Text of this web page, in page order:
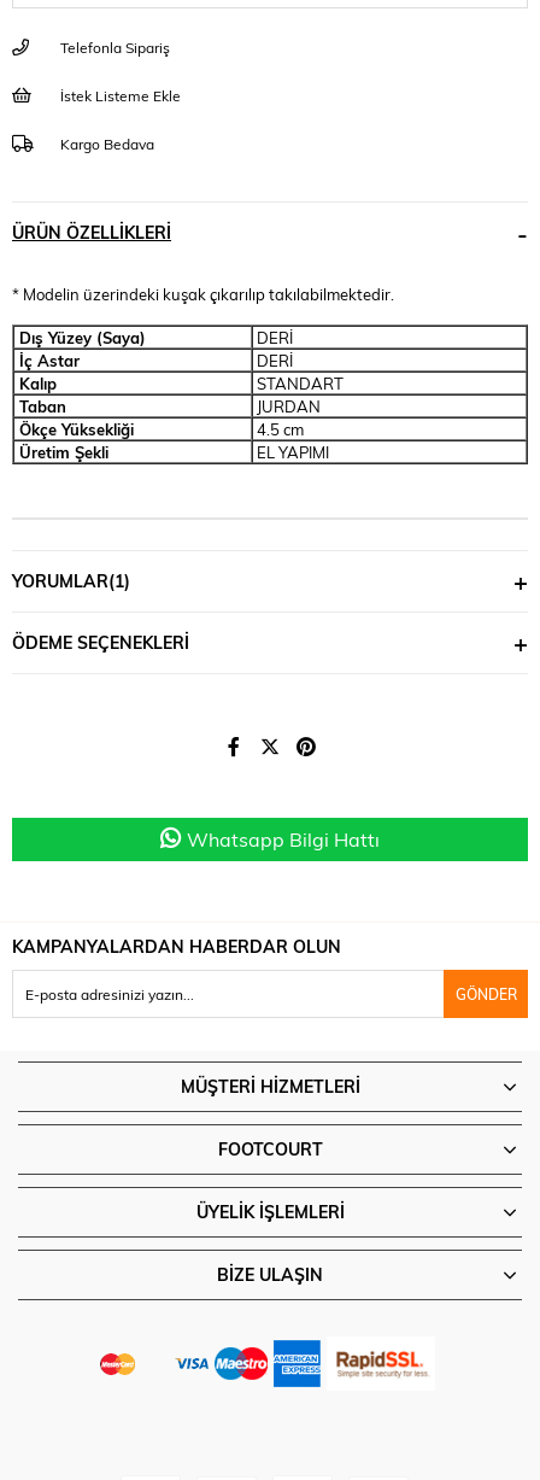
Telefonla Sipariş
İstek Listeme Ekle
Kargo Bedava
ÜRÜN ÖZELLIKLERI
* Modelin üzerindeki kuşak çıkarılıp takılabilmektedir.
Dış Yüzey (Saya)
DERİ
İç Astar
DERİ
Kalıp
STANDART
Taban
JURDAN
Ökçe Yüksekliği
4.5 cm
Üretim Şekli
EL YAPIMI
YORUMLAR(1)
ÖDEME SEÇENEKLERI
Whatsapp Bilgi Hattı
KAMPANYALARDAN HABERDAR OLUN
GÖNDER
MÜŞTERI HIZMETLERI
FOOTCOURT
ÜYELIK İŞLEMLERI
BIZE ULAŞIN